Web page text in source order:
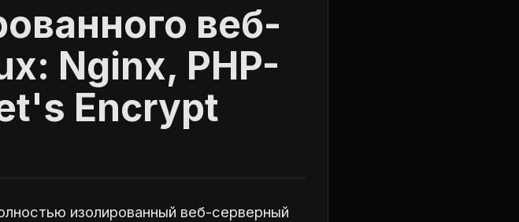
веб-
Nginx, PHP-
Encrypt
изолированный веб-серверный